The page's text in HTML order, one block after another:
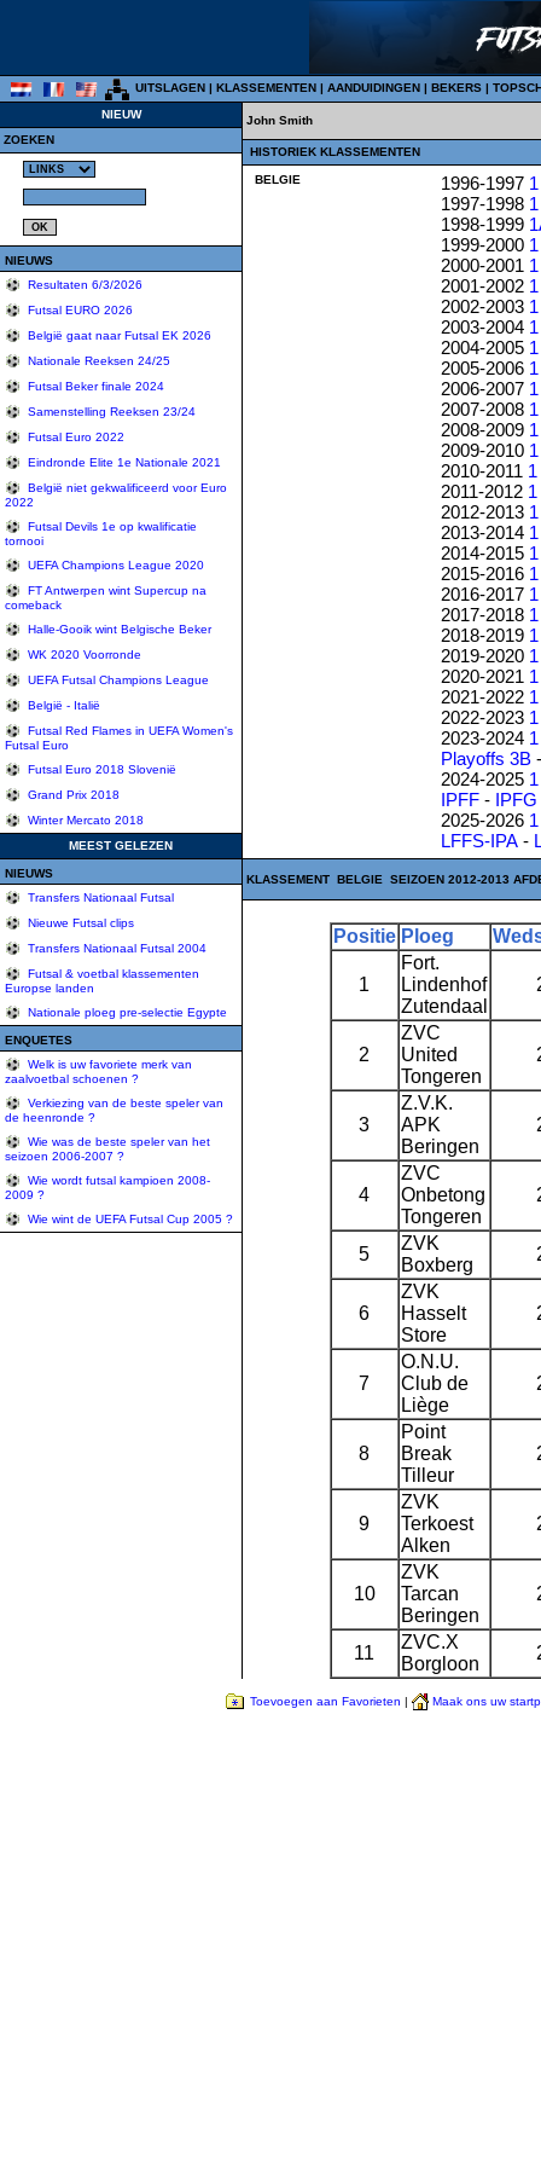
UITSLAGEN | KLASSEMENTEN | AANDUIDINGEN | BEKERS |
NIEUW
ZOEKEN
NIEUWS
Resultaten 6/3/2026
Futsal EURO 2026
België gaat naar Futsal EK 2026
Nationale Reeksen 24/25
Futsal Beker finale 2024
Samenstelling Reeksen 23/24
Futsal Euro 2022
Eindronde Elite 1e Nationale 2021
België niet gekwalificeerd voor Euro
2022
Futsal Devils 1e op kwalificatie
tornooi
UEFA Champions League 2020
FT Antwerpen wint Supercup na
comeback
Halle-Gooik wint Belgische Beker
WK 2020 Voorronde
UEFA Futsal Champions League
België - Italië
Futsal Red Flames in UEFA Women's
Futsal Euro
Futsal Euro 2018 Slovenië
Grand Prix 2018
Winter Mercato 2018
MEEST GELEZEN
NIEUWS
Transfers Nationaal Futsal
Nieuwe Futsal clips
Transfers Nationaal Futsal 2004
Futsal & voetbal klassementen
Europse landen
Nationale ploeg pre-selectie Egypte
ENQUETES
Welk is uw favoriete merk van
zaalvoetbal schoenen ?
Verkiezing van de beste speler van
de heenronde ?
Wie was de beste speler van het
seizoen 2006-2007 ?
Wie wordt futsal kampioen 2008-
2009 ?
Wie wint de UEFA Futsal Cup 2005 ?
John Smith
HISTORIEK KLASSEMENTEN
BELGIE 1996-1997 1
1997-1998 1
1998-1999
1999-2000 1
2000-2001 1
2001-2002 1
2002-2003 1
2003-2004 1
2004-2005 1
2005-2006 1
2006-2007 1
2007-2008 1
2008-2009 1
2009-2010 1
2010-2011 1
2011-2012 1
2012-2013 1
2013-2014 1
2014-2015 1
2015-2016 1
2016-2017 1
2017-2018 1
2018-2019 1
2019-2020 1
2020-2021 1
2021-2022 1
2022-2023 1
2023-2024 1
Playoffs 3B
2024-2025 1
IPFF - IPFG
2025-2026 1
LFFS-IPA -
KLASSEMENT BELGIE SEIZOEN 2012-2013
Positie Ploeg
1
Fort.
Lindenhof
Zutendaal
2
ZVC
United
Tongeren
3
Z.V.K.
APK
Beringen
4
ZVC
Onbetong
Tongeren
5
ZVK
Boxberg
6
ZVK
Hasselt
Store
7
O.N.U.
Club de
Liège
8
Point
Break
Tilleur
9
ZVK
Terkoest
Alken
10
ZVK
Tarcan
Beringen
11
ZVC.X
Borgloon
Toevoegen aan Favorieten | Maak ons uw